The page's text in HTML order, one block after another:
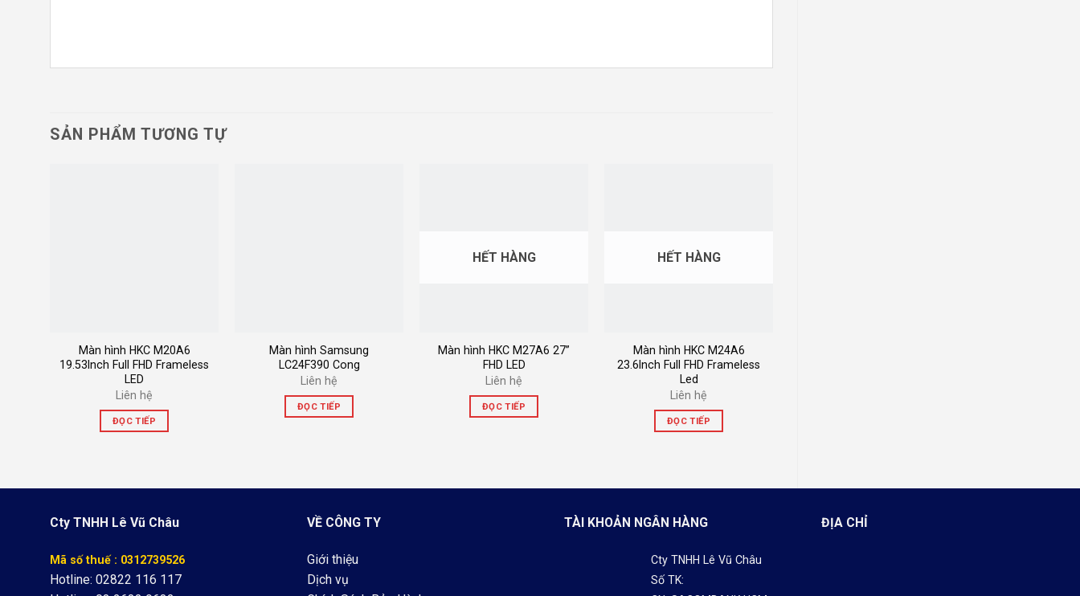
SẢN PHẨM TƯƠNG TỰ
Màn hình HKC M20A6
19.53Inch Full FHD Frameless
LED
Liên hệ
ĐỌC TIẾP
Màn hình Samsung
LC24F390 Cong
Liên hệ
ĐỌC TIẾP
HẾT HÀNG
Màn hình HKC M27A6 27”
FHD LED
Liên hệ
ĐỌC TIẾP
HẾT HÀNG
Màn hình HKC M24A6
23.6Inch Full FHD Frameless
Led
Liên hệ
ĐỌC TIẾP
Cty TNHH Lê Vũ Châu
Mã số thuế : 0312739526
Hotline: 02822 116 117
VỀ CÔNG TY
Giới thiệu
Dịch vụ
TÀI KHOẢN NGÂN HÀNG
Cty TNHH Lê Vũ Châu
Số TK:
ĐỊA CHỈ